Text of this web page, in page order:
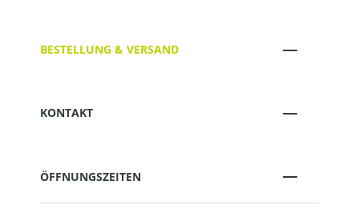
BESTELLUNG & VERSAND
KONTAKT
ÖFFNUNGSZEITEN